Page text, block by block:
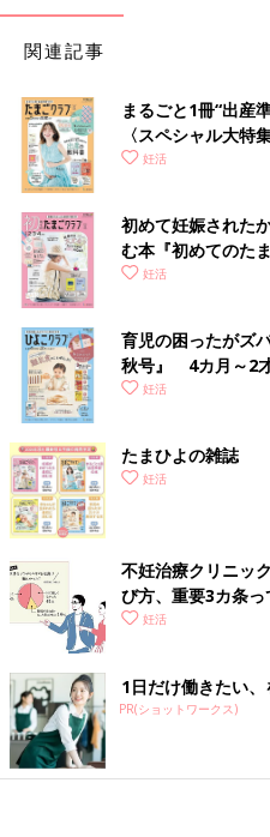
関連記事
まるごと1冊“出産
〈スペシャル大特
妊活
初めて妊娠された
む本『初めてのた
妊活
育児の困ったがズ
秋号』 4カ月～2
いっぱい！
妊活
たまひよの雑誌
妊活
不妊治療クリニッ
び方、重要3カ条っ
妊活
1日だけ働きたい
PR(ショットワークス)